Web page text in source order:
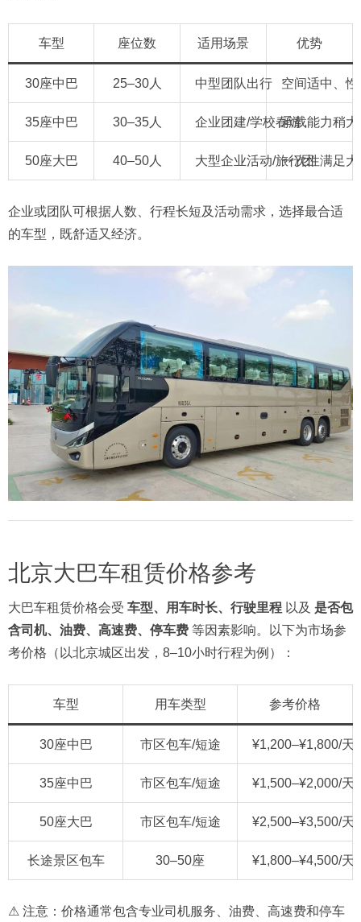
车型 座位数 适用场景 优势
30座中巴 25–30人 中型团队出行 空间适中、
35座中巴 30–35人 企业团建/学校春游承载能力稍
50座大巴 40–50人 大型企业活动/旅行团一次性满足
企业或团队可根据人数、行程长短及活动需求，选择最合适
的车型，既舒适又经济。
北京大巴车租赁价格参考
大巴车租赁价格会受 车型、用车时长、行驶里程 以及 是否包
含司机、油费、高速费、停车费 等因素影响。以下为市场参
考价格（以北京城区出发，8–10小时行程为例）：
车型 用车类型 参考价格
30座中巴 市区包车/短途 ¥1,200–¥1,800/天
35座中巴 市区包车/短途 ¥1,500–¥2,000/天
50座大巴 市区包车/短途 ¥2,500–¥3,500/天
长途景区包车 30–50座 ¥1,800–¥4,500/天
⚠ 注意：价格通常包含专业司机服务、油费、高速费和停车